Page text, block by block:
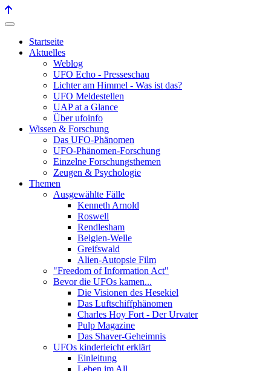
Startseite
Aktuelles
Weblog
UFO Echo - Presseschau
Lichter am Himmel - Was ist das?
UFO Meldestellen
UAP at a Glance
Über ufoinfo
Wissen & Forschung
Das UFO-Phänomen
UFO-Phänomen-Forschung
Einzelne Forschungsthemen
Zeugen & Psychologie
Themen
Ausgewählte Fälle
Kenneth Arnold
Roswell
Rendlesham
Belgien-Welle
Greifswald
Alien-Autopsie Film
"Freedom of Information Act"
Bevor die UFOs kamen...
Die Visionen des Hesekiel
Das Luftschiffphänomen
Charles Hoy Fort - Der Urvater
Pulp Magazine
Das Shaver-Geheimnis
UFOs kinderleicht erklärt
Einleitung
Leben im All